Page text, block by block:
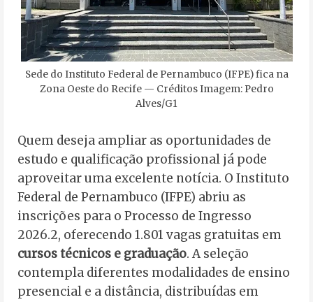
Sede do Instituto Federal de Pernambuco (IFPE) fica na
Zona Oeste do Recife — Créditos Imagem: Pedro
Alves/G1
Quem deseja ampliar as oportunidades de
estudo e qualificação profissional já pode
aproveitar uma excelente notícia. O Instituto
Federal de Pernambuco (IFPE) abriu as
inscrições para o Processo de Ingresso
2026.2, oferecendo 1.801 vagas gratuitas em
cursos técnicos e graduação. A seleção
contempla diferentes modalidades de ensino
presencial e a distância, distribuídas em